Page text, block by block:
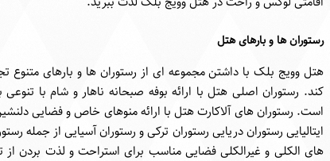
رستوران ها و بارهای هتل
هتل وویج بلک با داشتن مجموعه ای از رستوران ها و بارهای متنوع
کند. رستوران اصلی هتل با ارائه بوفه صبحانه ناهار و شام با
است. رستوران های آلاکارت هتل با ارائه منوهای خاص و فضایی
ایتالیایی رستوران دریایی رستوران ترکی و رستوران آسیایی از جمله
های الکلی و غیرالکلی فضایی مناسب برای استراحت و لذت بردن از